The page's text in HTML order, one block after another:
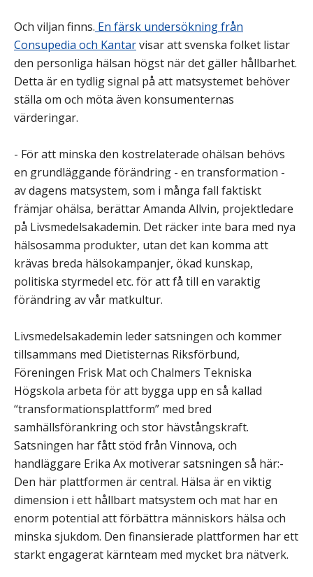
Och viljan finns. En färsk undersökning från
Consupedia och Kantarvisar att svenska folket listar
den personliga hälsan högst när det gäller hållbarhet.
Detta är en tydlig signal på att matsystemet behöver
ställa om och möta även konsumenternas
värderingar.
- För att minska den kostrelaterade ohälsan behövs
en grundläggande förändring - en transformation -
av dagens matsystem, som i många fall faktiskt
främjar ohälsa, berättar Amanda Allvin, projektledare
på Livsmedelsakademin. Det räcker inte bara med nya
hälsosamma produkter, utan det kan komma att
krävas breda hälsokampanjer, ökad kunskap,
politiska styrmedel etc. för att få till en varaktig
förändring av vår matkultur.
Livsmedelsakademin leder satsningen och kommer
tillsammans med Dietisternas Riksförbund,
Föreningen Frisk Mat och Chalmers Tekniska
Högskola arbeta för att bygga upp en så kallad
“transformationsplattform” med bred
samhällsförankring och stor hävstångskraft.
Satsningen har fått stöd från Vinnova, och
handläggare Erika Ax motiverar satsningen så här:-
Den här plattformen är central. Hälsa är en viktig
dimension i ett hållbart matsystem och mat har en
enorm potential att förbättra människors hälsa och
minska sjukdom. Den finansierade plattformen har ett
starkt engagerat kärnteam med mycket bra nätverk.